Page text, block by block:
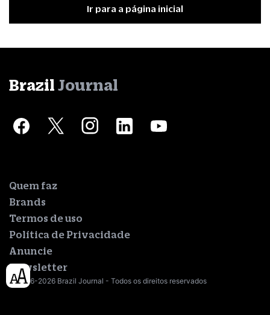
Ir para a página inicial
Brazil Journal
Quem faz
Brands
Termos de uso
Política de Privacidade
Anuncie
Newsletter
© 2016-2026 Brazil Journal - Todos os direitos reservados